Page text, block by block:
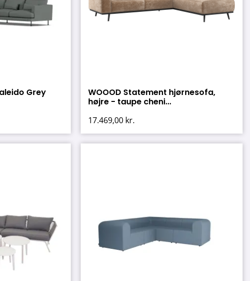
Grey
WOOOD Statement hjørnesofa,
højre - taupe cheni...
17.469,00 kr.